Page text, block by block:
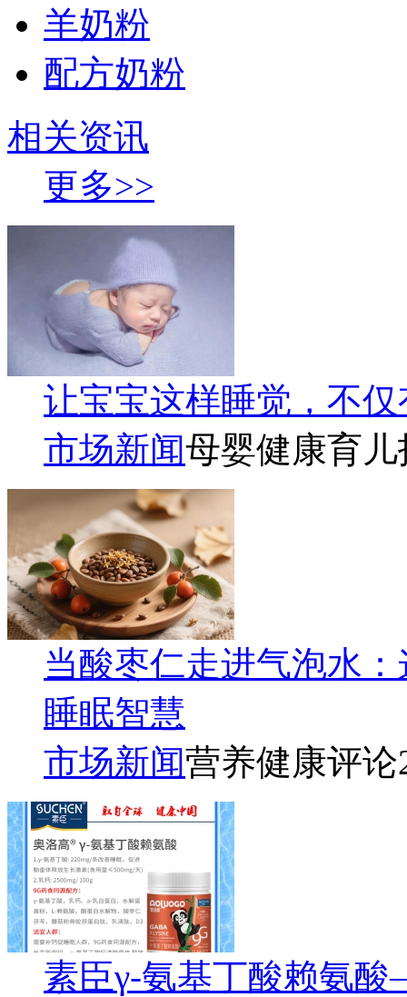
羊奶粉
配方奶粉
相关资讯
更多>>
让宝宝这样睡觉，不
市场新闻母婴健康育儿
当酸枣仁走进气泡水
睡眠智慧
市场新闻营养健康评论
素臣γ-氨基丁酸赖氨